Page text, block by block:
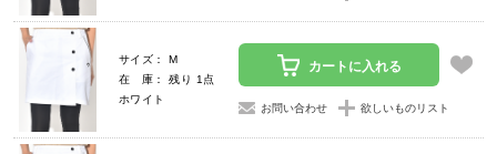
サイズ： M
在 庫： 残り 1点
ホワイト
カートに入れる
お問い合わせ 欲しいものリスト